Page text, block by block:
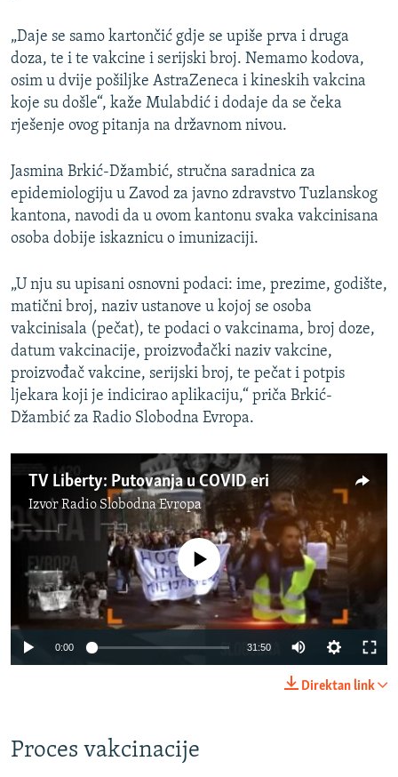
„Daje se samo kartončić gdje se upiše prva i druga
doza, te i te vakcine i serijski broj. Nemamo kodova,
osim u dvije pošiljke AstraZeneca i kineskih vakcina
koje su došle“, kaže Mulabdić i dodaje da se čeka
rješenje ovog pitanja na državnom nivou.
Jasmina Brkić-Džambić, stručna saradnica za
epidemiologiju u Zavod za javno zdravstvo Tuzlanskog
kantona, navodi da u ovom kantonu svaka vakcinisana
osoba dobije iskaznicu o imunizaciji.
„U nju su upisani osnovni podaci: ime, prezime, godište,
matični broj, naziv ustanove u kojoj se osoba
vakcinisala (pečat), te podaci o vakcinama, broj doze,
datum vakcinacije, proizvođački naziv vakcine,
proizvođač vakcine, serijski broj, te pečat i potpis
ljekara koji je indicirao aplikaciju,“ priča Brkić-
Džambić za Radio Slobodna Evropa.
TV Liberty: Putovanja u COVID eri
IzvorRadio Slobodna Evropa
No media source currently available
0:00 31:50
Direktan link
Proces vakcinacije